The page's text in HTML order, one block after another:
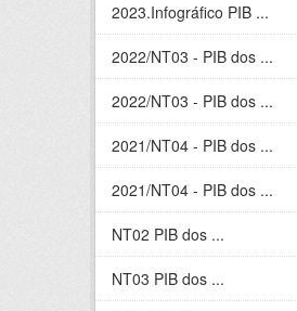
2023.Infográfico PIB ...
2022/NT03 - PIB dos ...
2022/NT03 - PIB dos ...
2021/NT04 - PIB dos ...
2021/NT04 - PIB dos ...
NT02 PIB dos ...
NT03 PIB dos ...